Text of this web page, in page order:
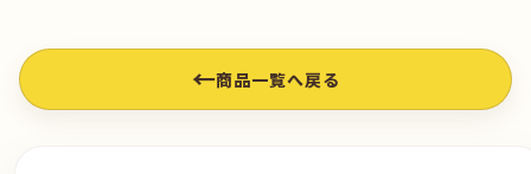
←商品一覧へ戻る